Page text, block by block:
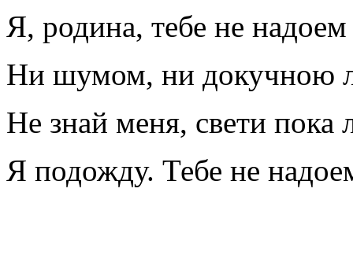
Я, родина, тебе не надоем
Ни шумом, ни докучною
Не знай меня, свети пока
Я подожду. Тебе не